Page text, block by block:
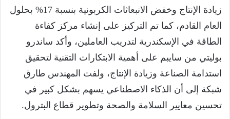
زيادة الإنتاج وخفض الانبعاثات الكربونية بنسبة 17% بحلول
العام القادم، كما تم التركيز على إنشاء مركز كفاءة
الطاقة في الإسكندرية لتدريب العاملين، وأكد ساندرو
بوليتي من سايبم على أهمية الابتكارات التقنية لتحقيق
استدامة الصناعة وزيادة الإنتاج، ولفت المهندس طارق
شبكة إلى أن الذكاء الاصطناعي يسهم بشكل كبير في
تحسين معايير السلامة والصحة وتطوير قطاع البترول.